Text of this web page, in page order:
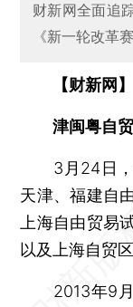
财新网全面追
《新一轮改革
【财新网
津闽粤自
3月24日，
天津、福建自
上海自由贸易
以及上海自贸
2013年9月